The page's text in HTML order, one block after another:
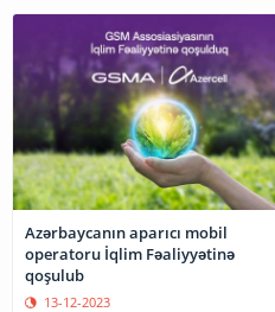
Azərbaycanın aparıcı mobil
operatoru İqlim Fəaliyyətinə
qoşulub
13-12-2023